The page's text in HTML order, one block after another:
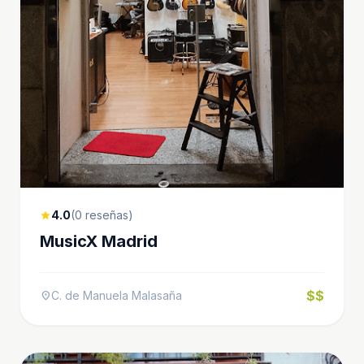
star4.0(0 reseñas)
MusicX Madrid
location_onC. de Manuela Malasaña $$